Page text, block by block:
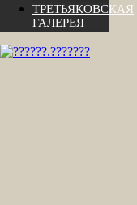
ТРЕТЬЯКОВСКАЯ
ГАЛЕРЕЯ